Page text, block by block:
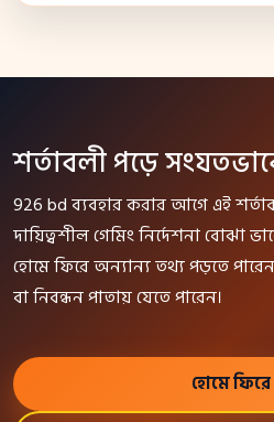
শর্তাবলী পড়ে
926 bd ব্যবহার করার আগে এই
দায়িত্বশীল গেমিং নির্দেশনা বোঝা
হোমে ফিরে অন্যান্য তথ্য পড়তে
বা নিবন্ধন পাতায় যেতে পারেন।
হোমে